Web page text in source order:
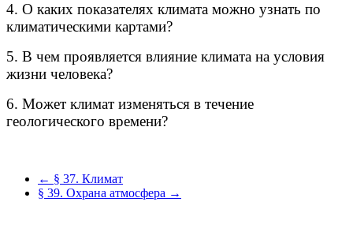
4. О каких показателях климата можно узнать по
климатическими картами?
5. В чем проявляется влияние климата на условия
жизни человека?
6. Может климат изменяться в течение
геологического времени?
← § 37. Климат
§ 39. Охрана атмосфера →